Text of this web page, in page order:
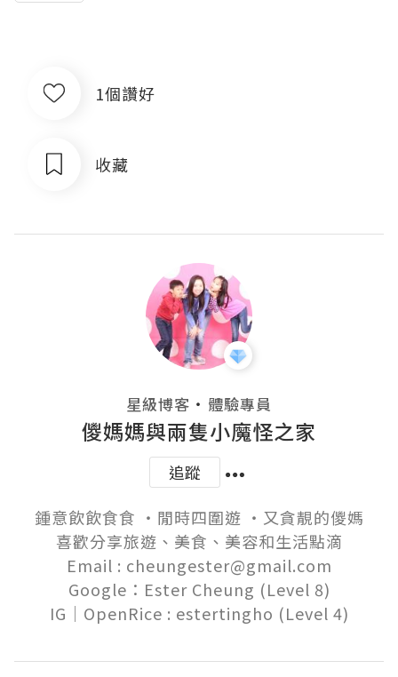
1個讚好
收藏
星級博客 ・ 體驗專員
儍媽媽與兩隻小魔怪之家
追蹤
鍾意飲飲食食 ‧閒時四圍遊 ‧又貪靚的儍媽
喜歡分享旅遊、美食、美容和生活點滴
Email : cheungester@gmail.com
Google：Ester Cheung (Level 8)